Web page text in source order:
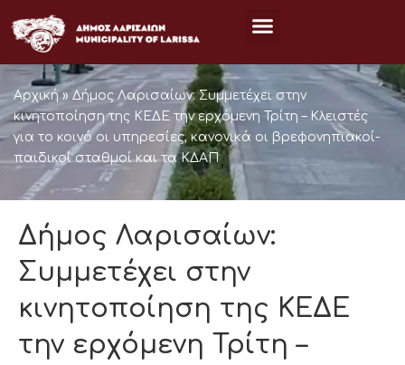
στο
περιεχόμενο
Αρχική » Δήμος Λαρισαίων: Συμμετέχει στην
κινητοποίηση της ΚΕΔΕ την ερχόμενη Τρίτη – Κλειστές
για το κοινό οι υπηρεσίες, κανονικά οι βρεφονηπιακοί-
παιδικοί σταθμοί και τα ΚΔΑΠ
Δήμος Λαρισαίων:
Συμμετέχει στην
κινητοποίηση της ΚΕΔΕ
την ερχόμενη Τρίτη –